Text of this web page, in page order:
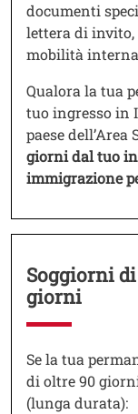
documenti
lettera di
mobilità
Qualora la tua
tuo ingresso in
paese dell’Area
giorni dal tuo
immigrazione
Soggiorni
giorni
Testo
Se la tua
di oltre 90
(lunga durata):